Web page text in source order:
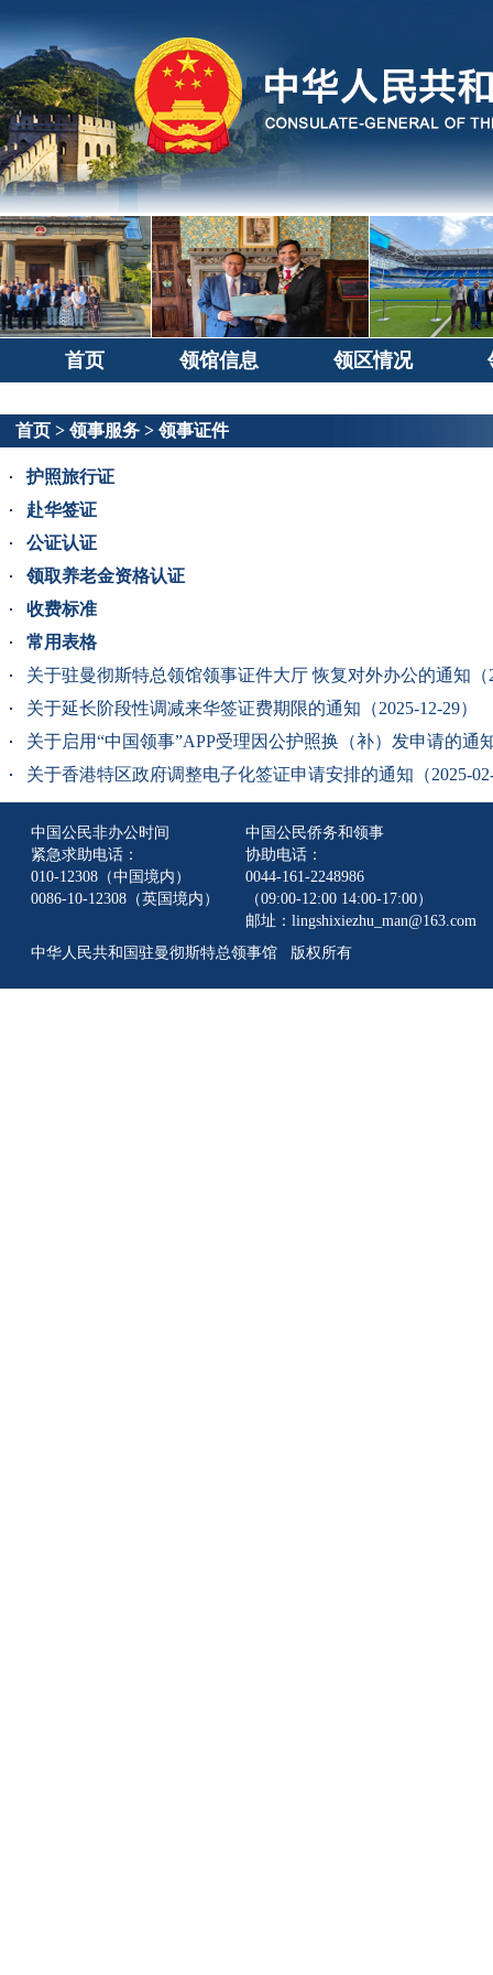
首页 领馆信息 领区情况
首页 > 领事服务 > 领事证件
护照旅行证
赴华签证
公证认证
领取养老金资格认证
收费标准
常用表格
关于驻曼彻斯特总领馆领事证件大厅 恢复对外办公的通知（
关于延长阶段性调减来华签证费期限的通知（2025-12-29）
关于启用“中国领事”APP受理因公护照换（补）发申请的通
关于香港特区政府调整电子化签证申请安排的通知（2025-
中国公民非办公时间
紧急求助电话：
010-12308（中国境内）
0086-10-12308（英国境内）
中国公民侨务和领事
协助电话：
0044-161-2248986
（09:00-12:00 14:00-17:00）
邮址：lingshixiezhu_man@163.com
中华人民共和国驻曼彻斯特总领事馆 版权所有